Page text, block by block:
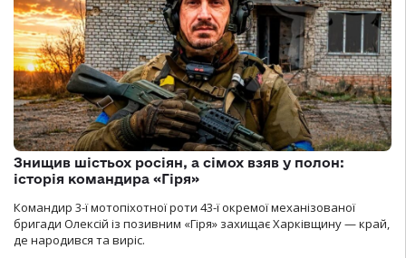
Знищив шістьох росіян, а сімох взяв у полон:
історія командира «Гіря»
Командир 3-ї мотопіхотної роти 43-ї окремої механізованої
бригади Олексій із позивним «Гіря» захищає Харківщину — край,
де народився та виріс.